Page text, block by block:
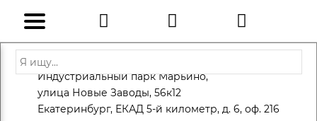
+7 (812) 600-10-15
info@eversteel.ru
Адрес: Санкт-Петербург, Петергоф,
Индустриальный парк Марьино,
улица Новые Заводы, 56к12
Екатеринбург, ЕКАД 5-й километр, д. 6, оф. 216
ЗАКАЗАТЬ ЗВОНОК